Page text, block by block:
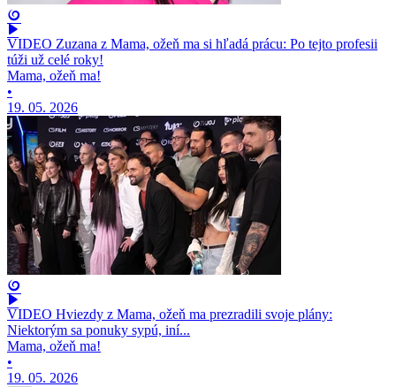
VIDEO Zuzana z Mama, ožeň ma si hľadá prácu: Po tejto profesii
túži už celé roky!
Mama, ožeň ma!
•
19. 05. 2026
VIDEO Hviezdy z Mama, ožeň ma prezradili svoje plány:
Niektorým sa ponuky sypú, iní...
Mama, ožeň ma!
•
19. 05. 2026